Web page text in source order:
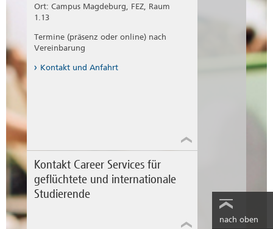
Ort: Campus Magdeburg, FEZ, Raum
1.13
Termine (präsenz oder online) nach
Vereinbarung
Kontakt und Anfahrt
Kontakt Career Services für
geflüchtete und internationale
Studierende
nach oben